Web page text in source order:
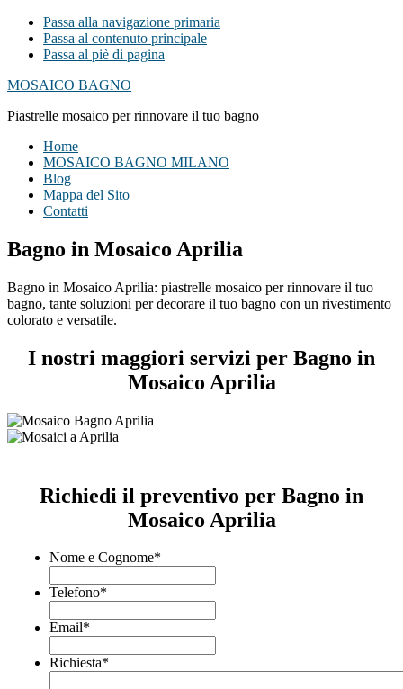
Passa alla navigazione primaria
Passa al contenuto principale
Passa al piè di pagina
MOSAICO BAGNO
Piastrelle mosaico per rinnovare il tuo bagno
Home
MOSAICO BAGNO MILANO
Blog
Mappa del Sito
Contatti
Bagno in Mosaico Aprilia
Bagno in Mosaico Aprilia: piastrelle mosaico per rinnovare il tuo
bagno, tante soluzioni per decorare il tuo bagno con un rivestimento
colorato e versatile.
I nostri maggiori servizi per Bagno in
Mosaico Aprilia
Richiedi il preventivo per Bagno in
Mosaico Aprilia
Nome e Cognome*
Telefono*
Email*
Richiesta*